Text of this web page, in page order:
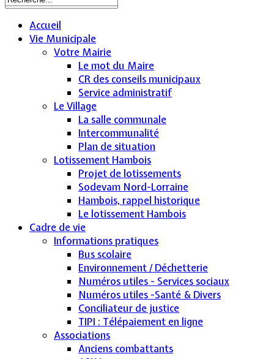
Accueil
Vie Municipale
Votre Mairie
Le mot du Maire
CR des conseils municipaux
Service administratif
Le Village
La salle communale
Intercommunalité
Plan de situation
Lotissement Hambois
Projet de lotissements
Sodevam Nord-Lorraine
Hambois, rappel historique
Le lotissement Hambois
Cadre de vie
Informations pratiques
Bus scolaire
Environnement / Déchetterie
Numéros utiles - Services sociaux
Numéros utiles -Santé & Divers
Conciliateur de justice
TIPI : Télépaiement en ligne
Associations
Anciens combattants